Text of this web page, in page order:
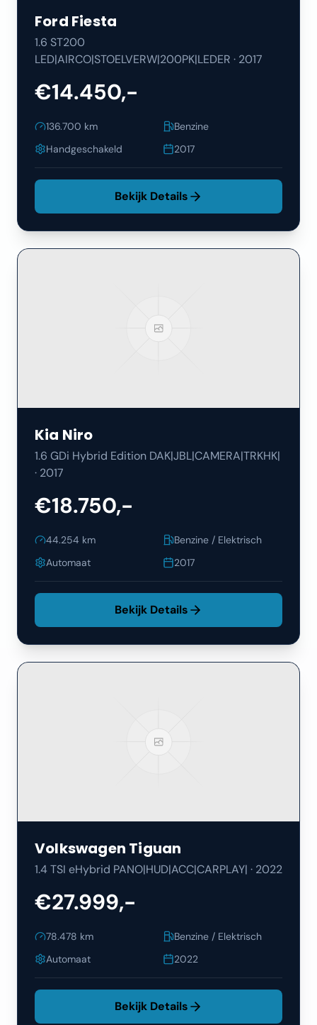
Ford Fiesta
1.6 ST200
LED|AIRCO|STOELVERW|200PK|LEDER · 2017
€14.450,-
136.700 km
Benzine
Handgeschakeld
2017
Bekijk Details
Kia Niro
1.6 GDi Hybrid Edition DAK|JBL|CAMERA|TRKHK|
· 2017
€18.750,-
44.254 km
Benzine / Elektrisch
Automaat
2017
Bekijk Details
Volkswagen Tiguan
1.4 TSI eHybrid PANO|HUD|ACC|CARPLAY| · 2022
€27.999,-
78.478 km
Benzine / Elektrisch
Automaat
2022
Bekijk Details